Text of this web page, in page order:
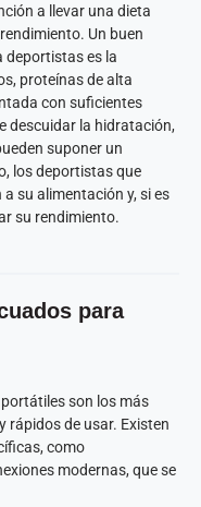
a llevar una dieta
Un buen
deportistas es la
proteínas de alta
con suficientes
descuidar la hidratación,
suponer un
los deportistas que
su alimentación y, si es
su rendimiento.
para
son los más
rápidos de usar. Existen
como
modernas, que se